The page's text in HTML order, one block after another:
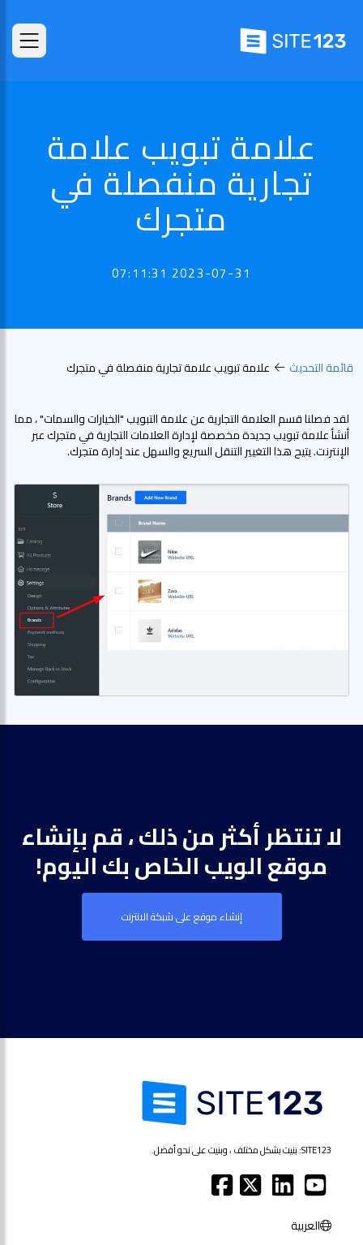
علامة تبويب علامة
تجارية منفصلة في
متجرك
2023-07-31 07:11:31
قائمة التحديث علامة تبويب علامة تجارية منفصلة في متجرك
لقد فصلنا قسم العلامة التجارية عن علامة التبويب "الخيارات والسمات" ، مما
أنشأ علامة تبويب جديدة مخصصة لإدارة العلامات التجارية في متجرك عبر
الإنترنت. يتيح هذا التغيير التنقل السريع والسهل عند إدارة متجرك.
لا تنتظر أكثر من ذلك ، قم بإنشاء
موقع الويب الخاص بك اليوم!
إنشاء موقع على شبكة الانترنت
SITE123: بنيت بشكل مختلف ، وبنيت على نحو أفضل.
العربية